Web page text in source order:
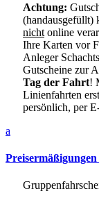
Achtung:
(handausgefüllt)
nicht online
Ihre Karten vor
Anleger
Gutscheine zur
Tag der Fahrt!
Linienfahrten erst
persönlich, per
a